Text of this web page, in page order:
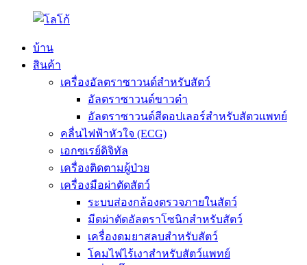
บ้าน
สินค้า
เครื่องอัลตราซาวนด์สำหรับสัตว์
อัลตราซาวนด์ขาวดำ
อัลตราซาวนด์สีดอปเลอร์สำหรับสัตวแพทย์
คลื่นไฟฟ้าหัวใจ (ECG)
เอกซเรย์ดิจิทัล
เครื่องติดตามผู้ป่วย
เครื่องมือผ่าตัดสัตว์
ระบบส่องกล้องตรวจภายในสัตว์
มีดผ่าตัดอัลตราโซนิกสำหรับสัตว์
เครื่องดมยาสลบสำหรับสัตว์
โคมไฟไร้เงาสำหรับสัตว์แพทย์